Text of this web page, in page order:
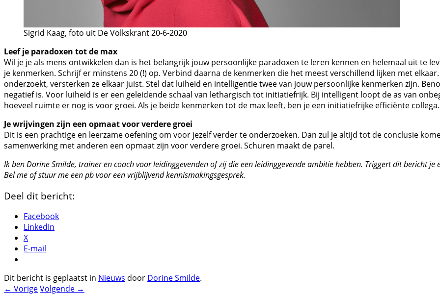
Sigrid Kaag, foto uit De Volkskrant 20-6-2020
Leef je paradoxen tot de max
Wil je je als mens ontwikkelen dan is het belangrijk jouw persoonlijke paradoxen te leren kennen en helemaal uit te
je kenmerken. Schrijf er minstens 20 (!) op. Verbind daarna de kenmerken die het meest verschillend lijken met
onderzoekt, versterken ze elkaar juist. Stel dat luiheid en intelligentie twee van jouw persoonlijke kenmerken zijn.
negatief is. Voor luiheid is er een geleidende schaal van lethargisch tot initiatiefrijk. Bij intelligent loopt de as van
hoeveel ruimte er nog is voor groei. Als je beide kenmerken tot de max leeft, ben je een initiatiefrijke efficiënte
Je wrijvingen zijn een opmaat voor verdere groei
Dit is een prachtige en leerzame oefening om voor jezelf verder te onderzoeken. Dan zul je altijd tot de conclusie
samenwerking met anderen een opmaat zijn voor verdere groei. Schuren maakt de parel.
Ik ben Dorine Smilde, trainer en coach voor leidinggevenden of zij die een leidinggevende ambitie hebben. Triggert dit bericht
Bel me of stuur me een pb voor een vrijblijvend kennismakingsgesprek.
Deel dit bericht:
Facebook
LinkedIn
X
E-mail
Dit bericht is geplaatst in Nieuws door Dorine Smilde.
← VorigeVolgende →